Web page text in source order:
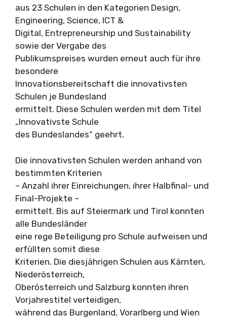
aus 23 Schulen in den Kategorien Design,
Engineering, Science, ICT &
Digital, Entrepreneurship und Sustainability
sowie der Vergabe des
Publikumspreises wurden erneut auch für ihre
besondere
Innovationsbereitschaft die innovativsten
Schulen je Bundesland
ermittelt. Diese Schulen werden mit dem Titel
„Innovativste Schule
des Bundeslandes“ geehrt.
Die innovativsten Schulen werden anhand von
bestimmten Kriterien
– Anzahl ihrer Einreichungen, ihrer Halbfinal- und
Final-Projekte –
ermittelt. Bis auf Steiermark und Tirol konnten
alle Bundesländer
eine rege Beteiligung pro Schule aufweisen und
erfüllten somit diese
Kriterien. Die diesjährigen Schulen aus Kärnten,
Niederösterreich,
Oberösterreich und Salzburg konnten ihren
Vorjahrestitel verteidigen,
während das Burgenland, Vorarlberg und Wien